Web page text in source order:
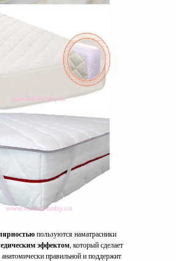
пользуются наматрасники
эффектом, который сделает
анатомически правильной и поддержит